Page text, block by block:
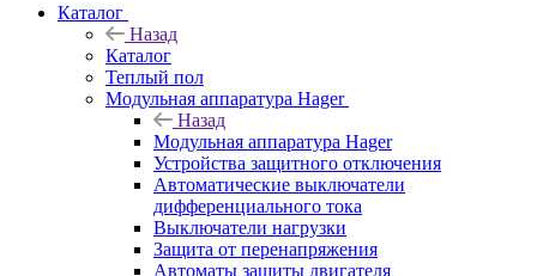
Каталог
Назад
Каталог
Теплый пол
Модульная аппаратура Hager
Назад
Модульная аппаратура Hager
Устройства защитного отключения
Автоматические выключатели
дифференциального тока
Выключатели нагрузки
Защита от перенапряжения
Автоматы защиты двигателя